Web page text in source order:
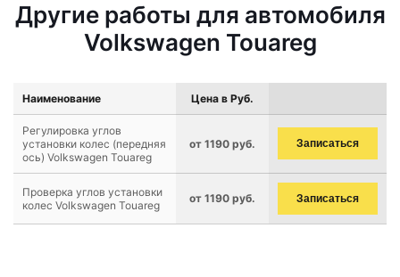
Другие работы для автомобиля
Volkswagen Touareg
Наименование Цена в Руб.
Регулировка углов
установки колес (передняя
ось) Volkswagen Touareg
от 1190 руб. Записаться
Проверка углов установки
колес Volkswagen Touareg
от 1190 руб. Записаться